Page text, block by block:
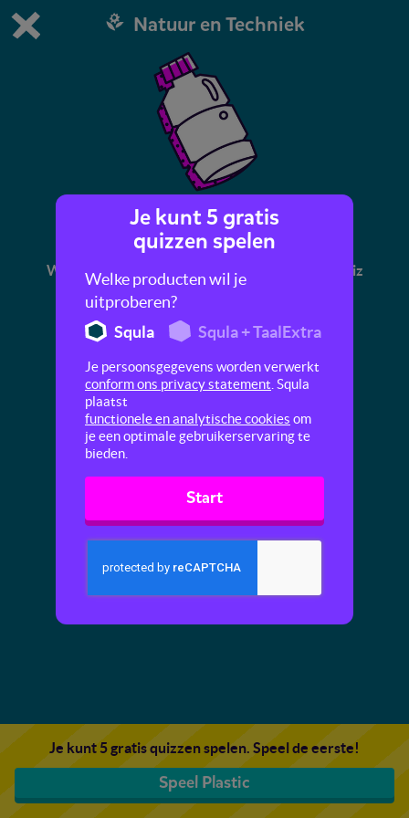
Dit is de gratis demo van Squla.
Bestel nu
0
Natuur en Techniek
Plastic
Waar is plastic van gemaakt? Ontdek in deze quiz
meer over dit materiaal.
Je kunt 5 gratis quizzen spelen. Speel de eerste!
Speel Plastic
Je kunt 5 gratis
quizzen spelen
Welke producten wil je
uitproberen?
Squla
Squla + TaalExtra
Je persoonsgegevens worden verwerkt
conform ons privacy statement . Squla
plaatst
functionele en analytische cookies om
je een optimale gebruikerservaring te
bieden.
Start